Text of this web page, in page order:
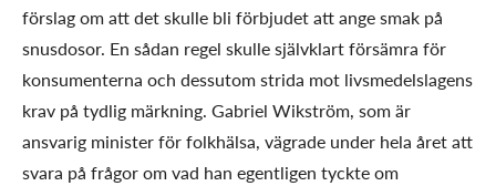
förslag om att det skulle bli förbjudet att ange smak på
snusdosor. En sådan regel skulle självklart försämra för
konsumenterna och dessutom strida mot livsmedelslagens
krav på tydlig märkning. Gabriel Wikström, som är
ansvarig minister för folkhälsa, vägrade under hela året att
svara på frågor om vad han egentligen tyckte om